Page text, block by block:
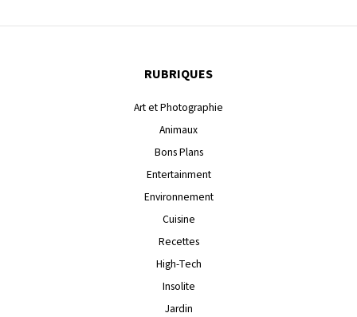
RUBRIQUES
Art et Photographie
Animaux
Bons Plans
Entertainment
Environnement
Cuisine
Recettes
High-Tech
Insolite
Jardin